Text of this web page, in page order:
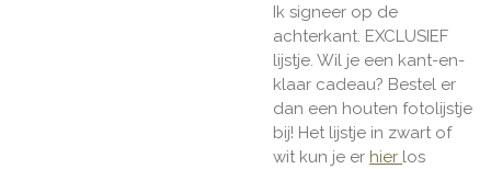
Ik signeer op de
achterkant. EXCLUSIEF
lijstje. Wil je een kant-en-
klaar cadeau? Bestel er
dan een houten fotolijstje
bij! Het lijstje in zwart of
wit kun je er hier los